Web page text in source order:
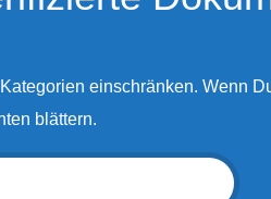
einschränken. Wenn
blättern.